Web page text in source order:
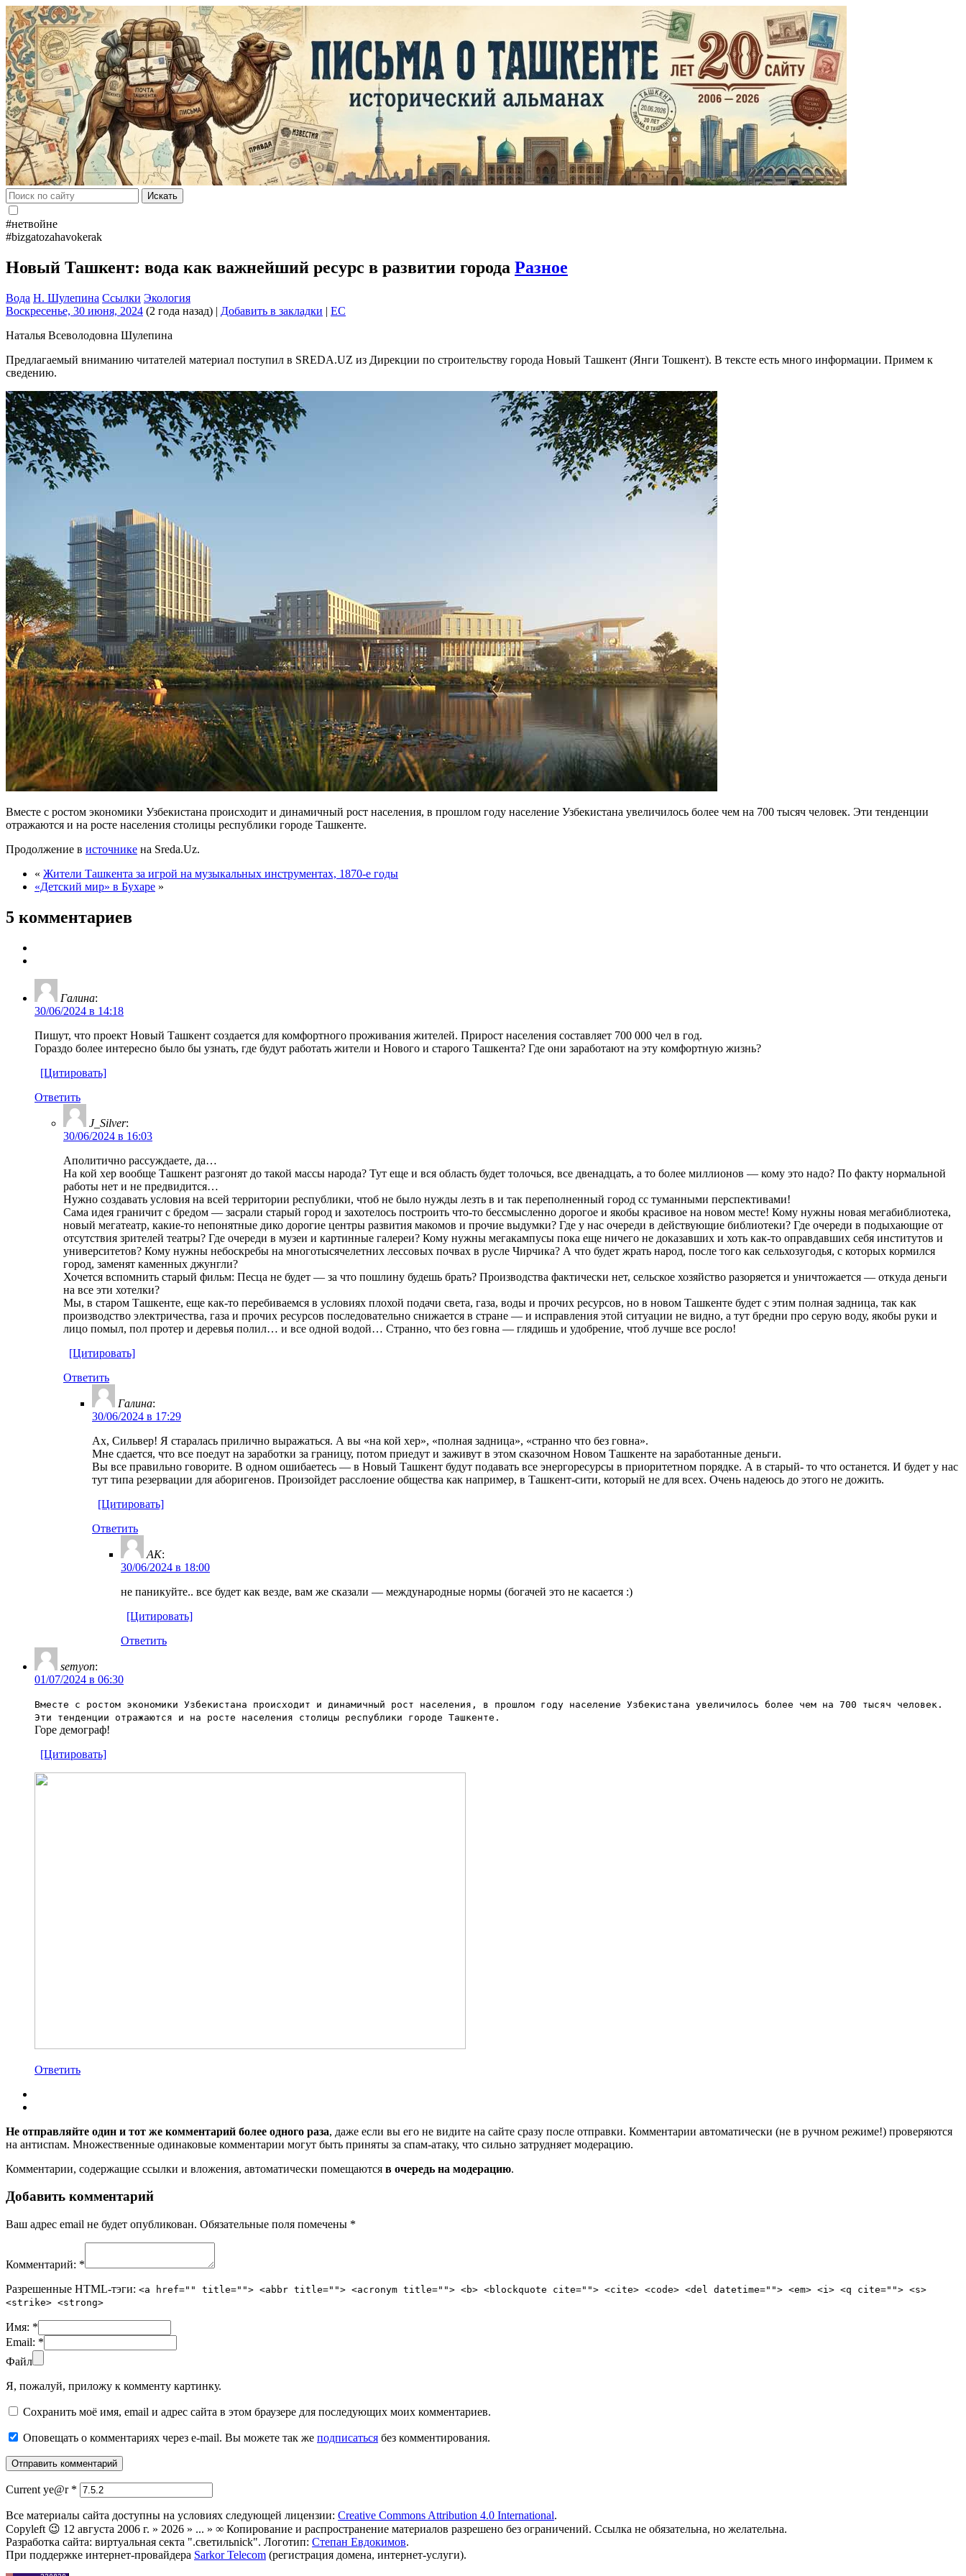
Искать
#нетвойне
#bizgatozahavokerak
Новый Ташкент: вода как важнейший ресурс в развитии города Разное
Вода Н. Шулепина Ссылки Экология
Воскресенье, 30 июня, 2024 (2 года назад) | Добавить в закладки | EC
Наталья Всеволодовна Шулепина
Предлагаемый вниманию читателей материал поступил в SREDA.UZ из Дирекции по строительству города Новый Ташкент (Янги Тошкент). В тексте есть много информации. Примем к
сведению.
Вместе с ростом экономики Узбекистана происходит и динамичный рост населения, в прошлом году население Узбекистана увеличилось более чем на 700 тысяч человек. Эти тенденции
отражаются и на росте населения столицы республики городе Ташкенте.
Продолжение в источнике на Sreda.Uz.
« Жители Ташкента за игрой на музыкальных инструментах, 1870-е годы
«Детский мир» в Бухаре »
5 комментариев
Галина:
30/06/2024 в 14:18
Пишут, что проект Новый Ташкент создается для комфортного проживания жителей. Прирост населения составляет 700 000 чел в год.
Гораздо более интересно было бы узнать, где будут работать жители и Нового и старого Ташкента? Где они заработают на эту комфортную жизнь?
[Цитировать]
Ответить
J_Silver:
30/06/2024 в 16:03
Аполитично рассуждаете, да…
На кой хер вообще Ташкент разгонят до такой массы народа? Тут еще и вся область будет толочься, все двенадцать, а то более миллионов — кому это надо? По факту нормальной
работы нет и не предвидится…
Нужно создавать условия на всей территории республики, чтоб не было нужды лезть в и так переполненный город сс туманными перспективами!
Сама идея граничит с бредом — засрали старый город и захотелось построить что-то бессмысленно дорогое и якобы красивое на новом месте! Кому нужны новая мегабиблиотека,
новый мегатеатр, какие-то непонятные дико дорогие центры развития макомов и прочие выдумки? Где у нас очереди в действующие библиотеки? Где очереди в подыхающие от
отсутствия зрителей театры? Где очереди в музеи и картинные галереи? Кому нужны мегакампусы пока еще ничего не доказавших и хоть как-то оправдавших себя институтов и
университетов? Кому нужны небоскребы на многотысячелетних лессовых почвах в русле Чирчика? А что будет жрать народ, после того как сельхозугодья, с которых кормился
город, заменят каменных джунгли?
Хочется вспомнить старый фильм: Песца не будет — за что пошлину будешь брать? Производства фактически нет, сельское хозяйство разоряется и уничтожается — откуда деньги
на все эти хотелки?
Мы, в старом Ташкенте, еще как-то перебиваемся в условиях плохой подачи света, газа, воды и прочих ресурсов, но в новом Ташкенте будет с этим полная задница, так как
производство электричества, газа и прочих ресурсов последовательно снижается в стране — и исправления этой ситуации не видно, а тут бредни про серую воду, якобы руки и
лицо помыл, пол протер и деревья полил… и все одной водой… Странно, что без говна — глядишь и удобрение, чтоб лучше все росло!
[Цитировать]
Ответить
Галина:
30/06/2024 в 17:29
Ах, Сильвер! Я старалась прилично выражаться. А вы «на кой хер», «полная задница», «странно что без говна».
Мне сдается, что все поедут на заработки за границу, потом приедут и заживут в этом сказочном Новом Ташкенте на заработанные деньги.
Вы все правильно говорите. В одном ошибаетесь — в Новый Ташкент будут подавать все энергоресурсы в приоритетном порядке. А в старый- то что останется. И будет у нас
тут типа резервации для аборигенов. Произойдет расслоение общества как например, в Ташкент-сити, который не для всех. Очень надеюсь до этого не дожить.
[Цитировать]
Ответить
AK:
30/06/2024 в 18:00
не паникуйте.. все будет как везде, вам же сказали — международные нормы (богачей это не касается :)
[Цитировать]
Ответить
semyon:
01/07/2024 в 06:30
Вместе с ростом экономики Узбекистана происходит и динамичный рост населения, в прошлом году население Узбекистана увеличилось более чем на 700 тысяч человек.
Эти тенденции отражаются и на росте населения столицы республики городе Ташкенте.
Горе демограф!
[Цитировать]
Ответить
Не отправляйте один и тот же комментарий более одного раза, даже если вы его не видите на сайте сразу после отправки. Комментарии автоматически (не в ручном режиме!) проверяются
на антиспам. Множественные одинаковые комментарии могут быть приняты за спам-атаку, что сильно затрудняет модерацию.
Комментарии, содержащие ссылки и вложения, автоматически помещаются в очередь на модерацию.
Добавить комментарий
Ваш адрес email не будет опубликован. Обязательные поля помечены *
Комментарий: *
Разрешенные HTML-тэги: <a href="" title=""> <abbr title=""> <acronym title=""> <b> <blockquote cite=""> <cite> <code> <del datetime=""> <em> <i> <q cite=""> <s>
<strike> <strong>
Имя: *
Email: *
Файл
Я, пожалуй, приложу к комменту картинку.
Сохранить моё имя, email и адрес сайта в этом браузере для последующих моих комментариев.
Оповещать о комментариях через e-mail. Вы можете так же подписаться без комментирования.
Current ye@r *
Все материалы сайта доступны на условиях следующей лицензии: Creative Commons Attribution 4.0 International.
Copyleft 😉 12 августа 2006 г. » 2026 » ... » ∞ Копирование и распространение материалов разрешено без ограничений. Ссылка не обязательна, но желательна.
Разработка сайта: виртуальная секта ".светильnick". Логотип: Степан Евдокимов.
При поддержке интернет-провайдера Sarkor Telecom (регистрация домена, интернет-услуги).